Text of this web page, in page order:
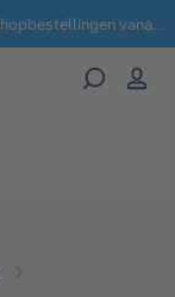
Geen administratie- en verzendkosten voor webshopbestellingen vanaf € 100,-.